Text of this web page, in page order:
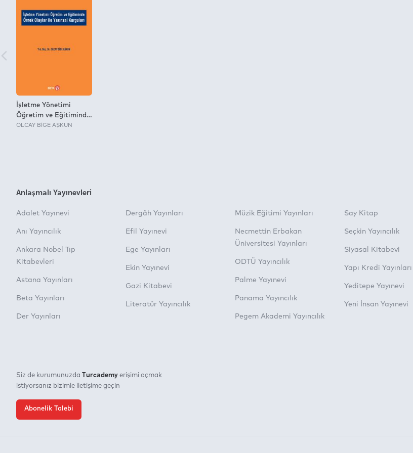
İşletme Yönetimi
Öğretim ve Eğitiminde
Örnek Olaylar İle
OLCAY BİGE AŞKUN
Anlaşmalı Yayınevleri
Adalet Yayınevi
Anı Yayıncılık
Ankara Nobel Tıp
Kitabevleri
Astana Yayınları
Beta Yayınları
Der Yayınları
Dergâh Yayınları
Efil Yayınevi
Ege Yayınları
Ekin Yayınevi
Gazi Kitabevi
Literatür Yayıncılık
Müzik Eğitimi Yayınları
Necmettin Erbakan
Üniversitesi Yayınları
ODTÜ Yayıncılık
Palme Yayınevi
Panama Yayıncılık
Pegem Akademi Yayıncılık
Say Kitap
Seçkin Yayıncılık
Siyasal Kitabevi
Yapı Kredi Yayınları
Yeditepe Yayınevi
Yeni İnsan Yayınevi
Siz de kurumunuzda Turcademy erişimi açmak
istiyorsanız bizimle iletişime geçin
Abonelik Talebi